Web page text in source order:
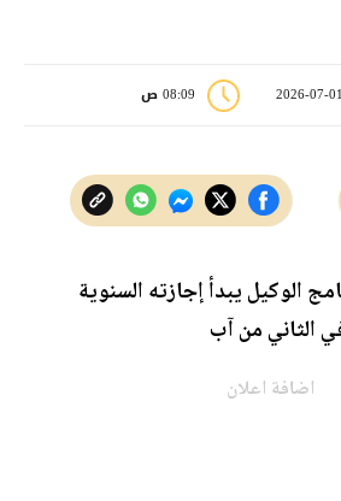
08:09 ص
الوكيل يبدأ إجازته السنوية
الثاني من آب
اضافة اعلان